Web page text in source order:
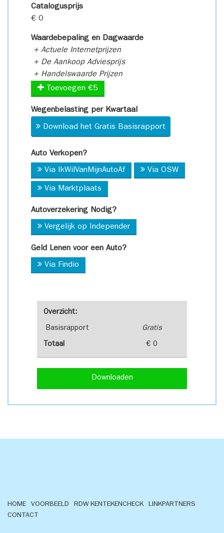
Overzicht:
Basisrapport Gratis
Totaal € 0
Downloaden
Catalogusprijs
€ 0
Waardebepaling en Dagwaarde
+ Actuele Internetprijzen
+ De Aankoop Adviesprijs
+ Handelswaarde Prijzen
Toevoegen €5
Wegenbelasting per Kwartaal
Download het Gratis Basisrapport
Auto Verkopen?
Via IkWilVanMijnAutoAf Via OSW
Via Marktplaats
Autoverzekering Nodig?
Vergelijk op Independer
Geld Lenen voor een Auto?
Via Findio
HOME VOORBEELD RDW KENTEKENCHECK
LINKPARTNERS
CONTACT